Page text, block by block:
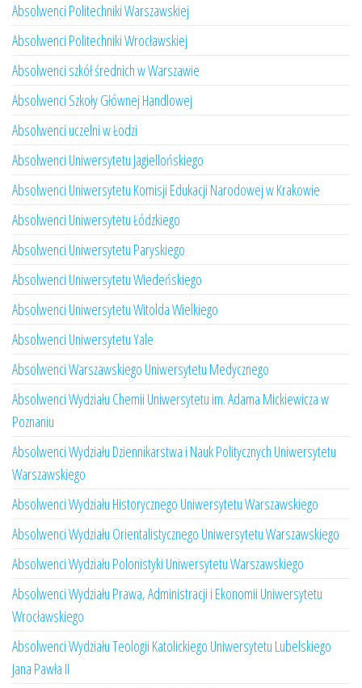
Absolwenci Politechniki Warszawskiej
Absolwenci Politechniki Wrocławskiej
Absolwenci szkół średnich w Warszawie
Absolwenci Szkoły Głównej Handlowej
Absolwenci uczelni w Łodzi
Absolwenci Uniwersytetu Jagiellońskiego
Absolwenci Uniwersytetu Komisji Edukacji Narodowej w Krakowie
Absolwenci Uniwersytetu Łódzkiego
Absolwenci Uniwersytetu Paryskiego
Absolwenci Uniwersytetu Wiedeńskiego
Absolwenci Uniwersytetu Witolda Wielkiego
Absolwenci Uniwersytetu Yale
Absolwenci Warszawskiego Uniwersytetu Medycznego
Absolwenci Wydziału Chemii Uniwersytetu im. Adama Mickiewicza w
Poznaniu
Absolwenci Wydziału Dziennikarstwa i Nauk Politycznych Uniwersytetu
Warszawskiego
Absolwenci Wydziału Historycznego Uniwersytetu Warszawskiego
Absolwenci Wydziału Orientalistycznego Uniwersytetu Warszawskiego
Absolwenci Wydziału Polonistyki Uniwersytetu Warszawskiego
Absolwenci Wydziału Prawa, Administracji i Ekonomii Uniwersytetu
Wrocławskiego
Absolwenci Wydziału Teologii Katolickiego Uniwersytetu Lubelskiego
Jana Pawła II